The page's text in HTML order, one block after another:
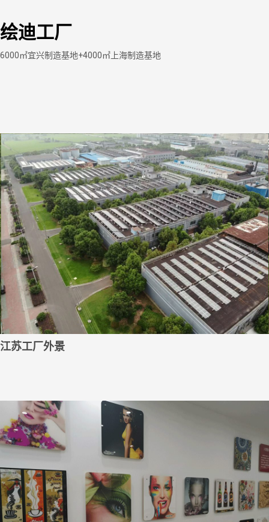
绘迪工厂
6000㎡宜兴制造基地+4000㎡上海制造基地
江苏工厂外景